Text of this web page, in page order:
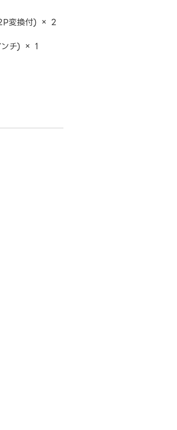
変換付) × 2
ンチ) × 1